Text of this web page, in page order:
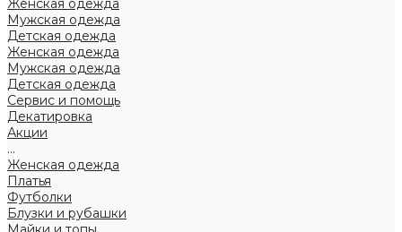
Женская одежда
Мужская одежда
Детская одежда
Женская одежда
Мужская одежда
Детская одежда
Сервис и помощь
Декатировка
Акции
...
Женская одежда
Платья
Футболки
Блузки и рубашки